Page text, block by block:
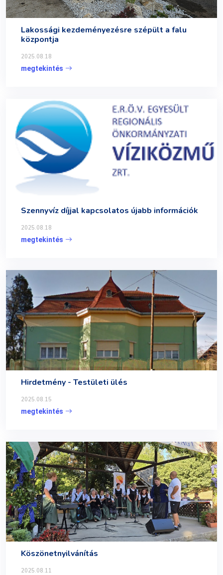
Lakossági kezdeményezésre szépült a falu
központja
2025.08.18
megtekintés
Szennyvíz díjjal kapcsolatos újabb információk
2025.08.18
megtekintés
Hirdetmény - Testületi ülés
2025.08.15
megtekintés
Köszönetnyilvánítás
2025.08.11